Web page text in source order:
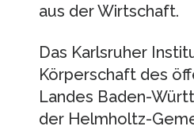
aus der Wirtschaft.
Das Karlsruher
Körperschaft des
Landes Baden-
der Helmholtz-